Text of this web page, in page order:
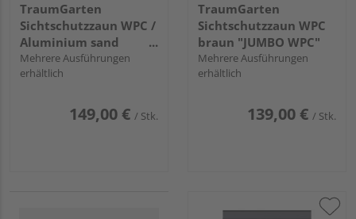
TraumGarten
Sichtschutzzaun WPC /
Aluminium sand
"JUMBO WPC"
Mehrere Ausführungen
erhältlich
149,00 € / Stk.
TraumGarten
Sichtschutzzaun WPC
braun "JUMBO WPC"
Mehrere Ausführungen
erhältlich
139,00 € / Stk.